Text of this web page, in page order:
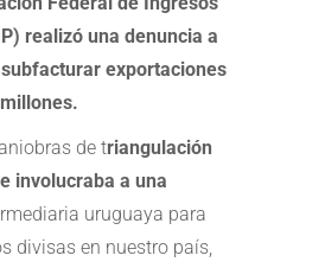
realizó una denuncia a
exportaciones
de triangulación
involucraba a una
uruguaya para
divisas en nuestro país,